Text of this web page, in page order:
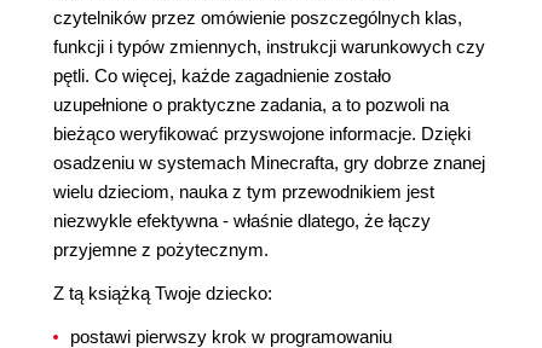
czytelników przez omówienie poszczególnych klas,
funkcji i typów zmiennych, instrukcji warunkowych czy
pętli. Co więcej, każde zagadnienie zostało
uzupełnione o praktyczne zadania, a to pozwoli na
bieżąco weryfikować przyswojone informacje. Dzięki
osadzeniu w systemach Minecrafta, gry dobrze znanej
wielu dzieciom, nauka z tym przewodnikiem jest
niezwykle efektywna - właśnie dlatego, że łączy
przyjemne z pożytecznym.
Z tą książką Twoje dziecko:
postawi pierwszy krok w programowaniu